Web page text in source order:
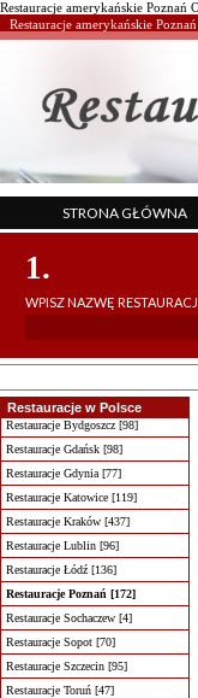
Restauracje amerykańskie Poznań
Restauracje amerykańskie
STRONA GŁÓWNA
1.
WPISZ NAZWĘ
Restauracje w Polsce
Restauracje Bydgoszcz [98]
Restauracje Gdańsk [98]
Restauracje Gdynia [77]
Restauracje Katowice [119]
Restauracje Kraków [437]
Restauracje Lublin [96]
Restauracje Łódź [136]
Restauracje Poznań [172]
Restauracje Sochaczew [4]
Restauracje Sopot [70]
Restauracje Szczecin [95]
Restauracje Toruń [47]